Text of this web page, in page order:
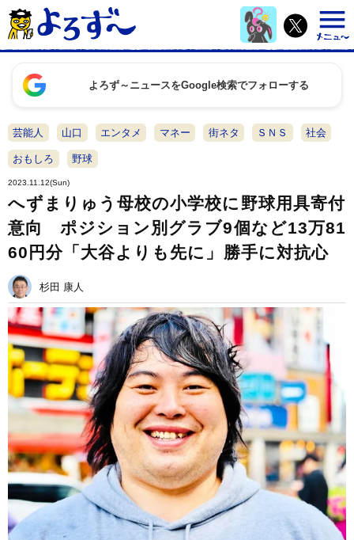
よろず～ニュースをGoogle検索でフォローする
芸能人 山口 エンタメ マネー 街ネタ ＳＮＳ 社会
おもしろ 野球
2023.11.12(Sun)
へずまりゅう母校の小学校に野球用具寄付
意向 ポジション別グラブ9個など13万81
60円分「大谷よりも先に」勝手に対抗心
杉田 康人